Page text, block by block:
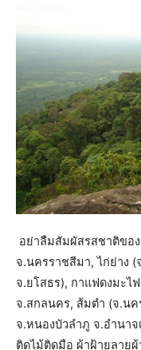
อย่าลืมสัมผัสรสชาติขอ
จ.นครราชสีมา, ไก่ย่าง
จ.ยโสธร), กาแฟดงมะไ
จ.สกลนคร, ส้มตำ (จ.น
จ.หนองบัวลำภู จ.อำนา
ติดไม้ติดมือ ผ้าฝ้ายลาย